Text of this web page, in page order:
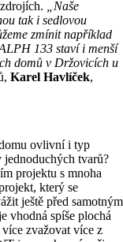
„Naše
tak i sedlovou
zmínit například
133 staví i menší
domů v Držovicích u
Karel Havlíček,
ovlivní i typ
jednoduchých tvarů?
projektu s mnoha
který se
ještě před samotným
vhodná spíše plochá
zvažovat více z